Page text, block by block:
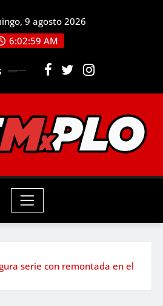
9 agosto 2026
6:03:01 AM
serie con remontada en el